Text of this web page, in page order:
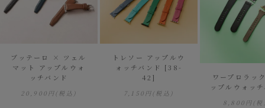
ブッテーロ × ツェル
マット アップルウォ
ッチバンド
20,900円(税込)
トレソー アップルウ
ォッチバンド [38-
42]
7,150円(税込)
ワープロラッ
ップルウォッ
8,800円(